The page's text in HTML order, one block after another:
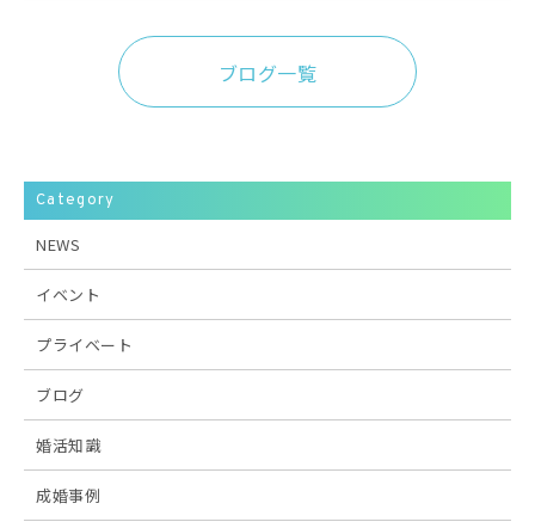
ブログ一覧
Category
NEWS
イベント
プライベート
ブログ
婚活知識
成婚事例